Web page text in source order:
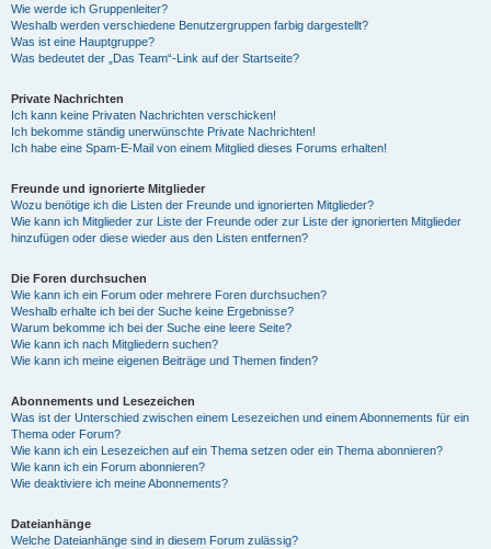
Wie werde ich Gruppenleiter?
Weshalb werden verschiedene Benutzergruppen farbig dargestellt?
Was ist eine Hauptgruppe?
Was bedeutet der „Das Team“-Link auf der Startseite?
Private Nachrichten
Ich kann keine Privaten Nachrichten verschicken!
Ich bekomme ständig unerwünschte Private Nachrichten!
Ich habe eine Spam-E-Mail von einem Mitglied dieses Forums erhalten!
Freunde und ignorierte Mitglieder
Wozu benötige ich die Listen der Freunde und ignorierten Mitglieder?
Wie kann ich Mitglieder zur Liste der Freunde oder zur Liste der ignorierten Mitglieder
hinzufügen oder diese wieder aus den Listen entfernen?
Die Foren durchsuchen
Wie kann ich ein Forum oder mehrere Foren durchsuchen?
Weshalb erhalte ich bei der Suche keine Ergebnisse?
Warum bekomme ich bei der Suche eine leere Seite?
Wie kann ich nach Mitgliedern suchen?
Wie kann ich meine eigenen Beiträge und Themen finden?
Abonnements und Lesezeichen
Was ist der Unterschied zwischen einem Lesezeichen und einem Abonnements für ein
Thema oder Forum?
Wie kann ich ein Lesezeichen auf ein Thema setzen oder ein Thema abonnieren?
Wie kann ich ein Forum abonnieren?
Wie deaktiviere ich meine Abonnements?
Dateianhänge
Welche Dateianhänge sind in diesem Forum zulässig?